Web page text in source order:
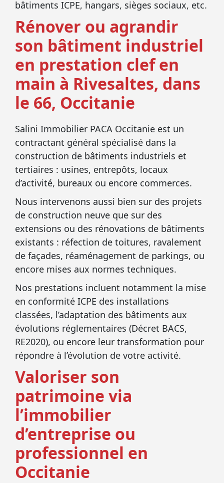
bâtiments ICPE, hangars, sièges sociaux, etc.
Rénover ou agrandir
son bâtiment industriel
en prestation clef en
main à Rivesaltes, dans
le 66, Occitanie
Salini Immobilier PACA Occitanie est un
contractant général spécialisé dans la
construction de bâtiments industriels et
tertiaires : usines, entrepôts, locaux
d’activité, bureaux ou encore commerces.
Nous intervenons aussi bien sur des projets
de construction neuve que sur des
extensions ou des rénovations de bâtiments
existants : réfection de toitures, ravalement
de façades, réaménagement de parkings, ou
encore mises aux normes techniques.
Nos prestations incluent notamment la mise
en conformité ICPE des installations
classées, l’adaptation des bâtiments aux
évolutions réglementaires (Décret BACS,
RE2020), ou encore leur transformation pour
répondre à l’évolution de votre activité.
Valoriser son
patrimoine via
l’immobilier
d’entreprise ou
professionnel en
Occitanie